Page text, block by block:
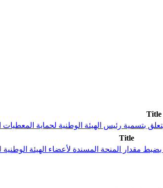
Title
Title